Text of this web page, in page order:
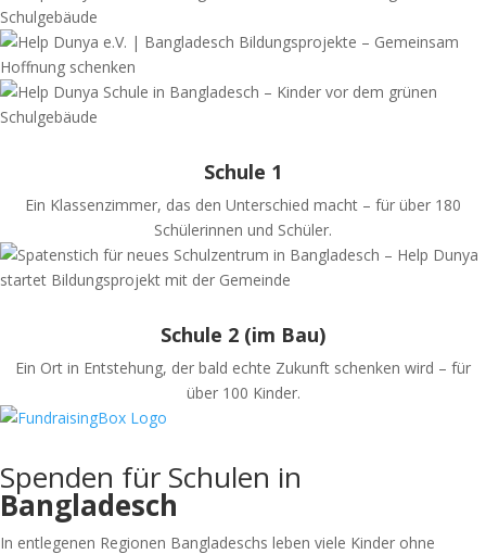
Schule 1
Ein Klassenzimmer, das den Unterschied macht – für über 180
Schülerinnen und Schüler.
Schule 2 (im Bau)
Ein Ort in Entstehung, der bald echte Zukunft schenken wird – für
über 100 Kinder.
Spenden für Schulen in
Bangladesch
In entlegenen Regionen Bangladeschs leben viele Kinder ohne